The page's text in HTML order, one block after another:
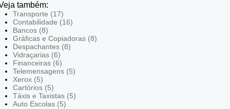
também:
Transporte (17)
Contabilidade (16)
Bancos (8)
Gráficas e Copiadoras (8)
Despachantes (8)
Vidraçarias (6)
Financeiras (6)
Telemensagens (5)
Xerox (5)
Cartórios (5)
Táxis e Taxistas (5)
Auto Escolas (5)